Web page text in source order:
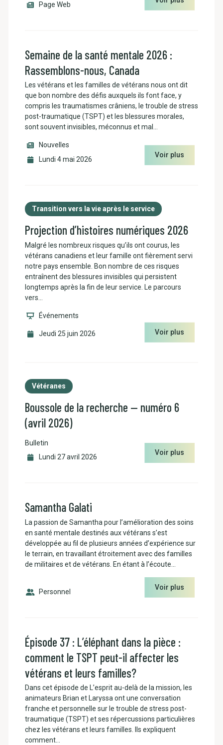
Page Web
Semaine de la santé mentale 2026 :
Rassemblons-nous, Canada
Les vétérans et les familles de vétérans nous ont dit
que bon nombre des défis auxquels ils font face, y
compris les traumatismes crâniens, le trouble de stress
post-traumatique (TSPT) et les blessures morales,
sont souvent invisibles, méconnus et mal…
Nouvelles
Lundi 4 mai 2026
Voir plus
Transition vers la vie après le service
Projection d’histoires numériques 2026
Malgré les nombreux risques qu’ils ont courus, les
vétérans canadiens et leur famille ont fièrement servi
notre pays ensemble. Bon nombre de ces risques
entraînent des blessures invisibles qui persistent
longtemps après la fin de leur service. Le parcours
vers…
Événements
Jeudi 25 juin 2026 Voir plus
Vétéranes
Boussole de la recherche — numéro 6
(avril 2026)
Bulletin
Lundi 27 avril 2026
Voir plus
Samantha Galati
La passion de Samantha pour l’amélioration des soins
en santé mentale destinés aux vétérans s’est
développée au fil de plusieurs années d’expérience sur
le terrain, en travaillant étroitement avec des familles
de militaires et de vétérans. En étant à l’écoute…
Personnel
Voir plus
Épisode 37 : L’éléphant dans la pièce :
comment le TSPT peut-il affecter les
vétérans et leurs familles?
Dans cet épisode de L’esprit au-delà de la mission, les
animateurs Brian et Laryssa ont une conversation
franche et personnelle sur le trouble de stress post-
traumatique (TSPT) et ses répercussions particulières
chez les vétérans et leurs familles. Ils expliquent
comment…